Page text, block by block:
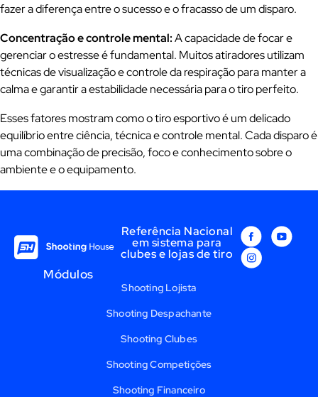
fazer a diferença entre o sucesso e o fracasso de um disparo.
Concentração e controle mental:A capacidade de focar e
gerenciar o estresse é fundamental. Muitos atiradores utilizam
técnicas de visualização e controle da respiração para manter a
calma e garantir a estabilidade necessária para o tiro perfeito.
Esses fatores mostram como o tiro esportivo é um delicado
equilíbrio entre ciência, técnica e controle mental. Cada disparo é
uma combinação de precisão, foco e conhecimento sobre o
ambiente e o equipamento.
Referência Nacional
em sistema para
clubes e lojas de tiro
Módulos
Shooting Lojista
Shooting Despachante
Shooting Clubes
Shooting Competições
Shooting Financeiro